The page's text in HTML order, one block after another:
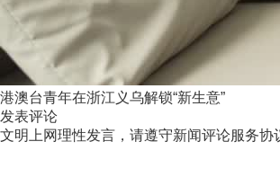
港澳台青年在浙江义乌解锁“新生意”
发表评论
文明上网理性发言，请遵守新闻评论服务协